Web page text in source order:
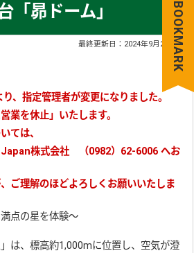
「昴ドーム」
最終更新日： 2024年9月25日
、指定管理者が変更になりました。
業を休止」いたします。
ては、
株式会社 （0982）62-6006 へお
ご理解のほどよろしくお願いいたしま
点の星を体験〜
は、標高約1,000mに位置し、空気が澄
BOOKMARK